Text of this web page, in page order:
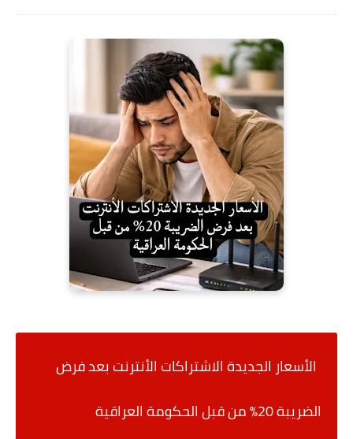
الأسعار الجديدة الاشتراكات الأنترنت بعد فرض
الضريبة 20% من قبل الحكومة العراقية